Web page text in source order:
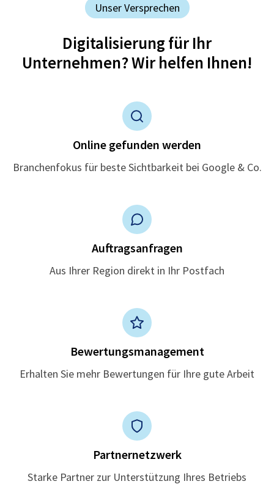
Unser Versprechen
Digitalisierung für Ihr
Unternehmen? Wir helfen Ihnen!
Online gefunden werden
Branchenfokus für beste Sichtbarkeit bei Google & Co.
Auftragsanfragen
Aus Ihrer Region direkt in Ihr Postfach
Bewertungsmanagement
Erhalten Sie mehr Bewertungen für Ihre gute Arbeit
Partnernetzwerk
Starke Partner zur Unterstützung Ihres Betriebs